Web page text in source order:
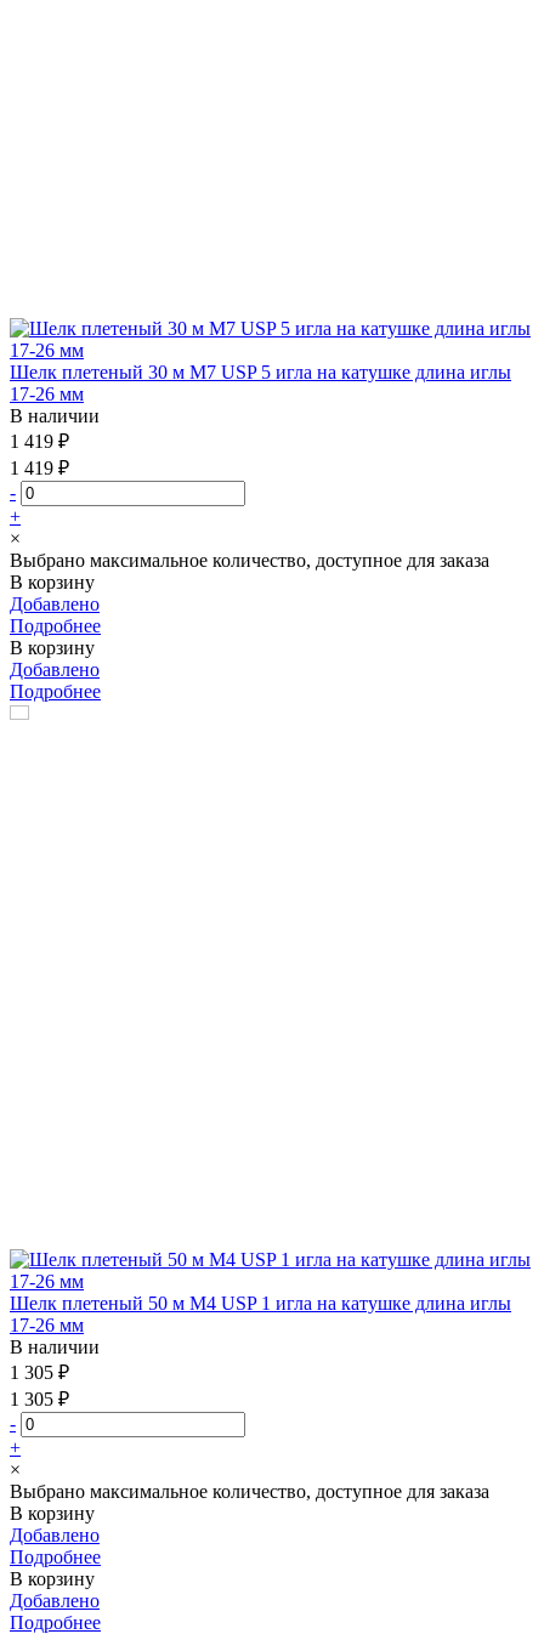
Шелк плетеный 30 м М7 USP 5 игла на катушке длина иглы
17-26 мм
В наличии
1 419 ₽
1 419 ₽
-
+
×
Выбрано максимальное количество, доступное для заказа
В корзину
Добавлено
Подробнее
В корзину
Добавлено
Подробнее
Шелк плетеный 50 м М4 USP 1 игла на катушке длина иглы
17-26 мм
В наличии
1 305 ₽
1 305 ₽
-
+
×
Выбрано максимальное количество, доступное для заказа
В корзину
Добавлено
Подробнее
В корзину
Добавлено
Подробнее